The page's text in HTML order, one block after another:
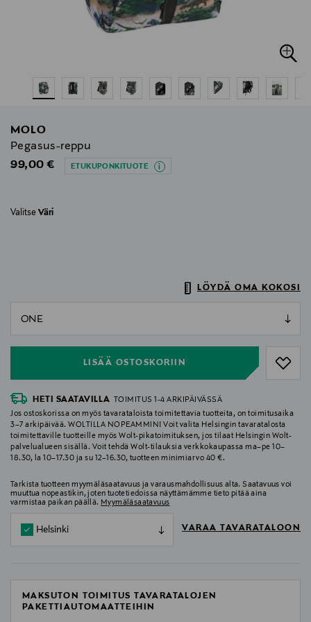
MOLO
Pegasus-reppu
Original Price
99,00 € ETUKUPONKITUOTE
Valitse Väri
LÖYDÄ OMA KOKOSI
LISÄÄ OSTOSKORIIN
null
HETI SAATAVILLA
TOIMITUS 1-4 ARKIPÄIVÄSSÄ
Jos ostoskorissa on myös tavarataloista toimitettavia tuotteita, on toimitusaika
3–7 arkipäivää. WOLTILLA NOPEAMMIN! Voit valita Helsingin tavaratalosta
toimitettaville tuotteille myös Wolt-pikatoimituksen, jos tilaat Helsingin Wolt-
palvelualueen sisällä. Voit tehdä Wolt-tilauksia verkkokaupassa ma–pe 10–
18.30, la 10–17.30 ja su 12–16.30, tuotteen minimiarvo 40 €.
Tarkista tuotteen myymäläsaatavuus ja varausmahdollisuus alta. Saatavuus voi
muuttua nopeastikin, joten tuotetiedoissa näyttämämme tieto pitää aina
varmistaa paikan päällä. Myymäläsaatavuus
Helsinki VARAA TAVARATALOON
MAKSUTON TOIMITUS TAVARATALOJEN
PAKETTIAUTOMAATTEIHIN